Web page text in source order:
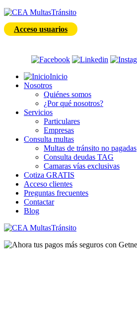
Acceso usuarios
Inicio
Nosotros
Quiénes somos
¿Por qué nosotros?
Servicios
Particulares
Empresas
Consulta multas
Multas de tránsito no pagadas
Consulta deudas TAG
Camaras vías exclusivas
Cotiza GRATIS
Acceso clientes
Preguntas frecuentes
Contactar
Blog